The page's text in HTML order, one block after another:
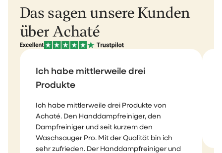
Das sagen unsere Kunden
über Achaté
Ich habe mittlerweile drei
Produkte
Ich habe mittlerweile drei Produkte von
Achaté. Den Handdampfreiniger, den
Dampfreiniger und seit kurzem den
Waschsauger Pro. Mit der Qualität bin ich
sehr zufrieden. Der Handdampfreiniger und